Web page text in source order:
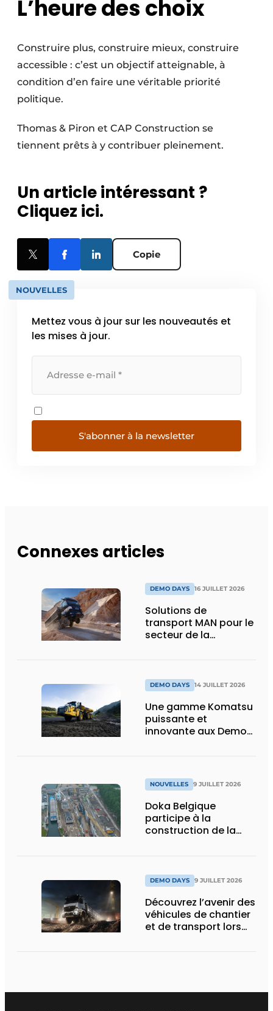
L’heure des choix
Construire plus, construire mieux, construire
accessible : c’est un objectif atteignable, à
condition d’en faire une véritable priorité
politique.
Thomas & Piron et CAP Construction se
tiennent prêts à y contribuer pleinement.
Un article intéressant ?
Cliquez ici.
Copie
NOUVELLES
Mettez vous à jour sur les nouveautés et
les mises à jour.
S'abonner à la newsletter
Connexes articles
DEMO DAYS 16 JUILLET 2026
Solutions de
transport MAN pour le
secteur de la
DEMO DAYS 14 JUILLET 2026
Une gamme Komatsu
puissante et
innovante aux Demo
NOUVELLES 9 JUILLET 2026
Doka Belgique
participe à la
construction de la
DEMO DAYS 9 JUILLET 2026
Découvrez l’avenir des
véhicules de chantier
et de transport lors